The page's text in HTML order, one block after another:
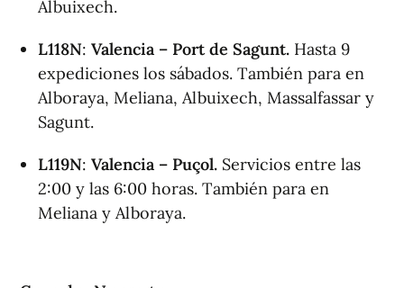
Albuixech.
L118N: Valencia – Port de Sagunt. Hasta 9
expediciones los sábados. También para en
Alboraya, Meliana, Albuixech, Massalfassar y
Sagunt.
L119N: Valencia – Puçol. Servicios entre las
2:00 y las 6:00 horas. También para en
Meliana y Alboraya.